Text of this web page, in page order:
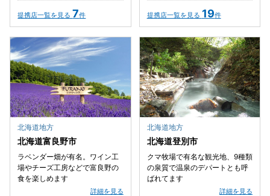
提携店一覧を見る 7件 提携店一覧を見る 19件
北海道地方
北海道富良野市
ラベンダー畑が有名。ワイン工
場やチーズ工房などで富良野の
食を楽しめます
詳細を見る
北海道地方
北海道登別市
クマ牧場で有名な観光地、9種類
の泉質で温泉のデパートとも呼
ばれてます
詳細を見る